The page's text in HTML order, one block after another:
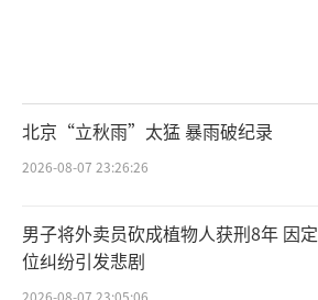
北京“立秋雨”太猛 暴雨破纪录
2026-08-07 23:26:26
男子将外卖员砍成植物人获刑8年 因定
位纠纷引发悲剧
2026-08-07 23:05:06